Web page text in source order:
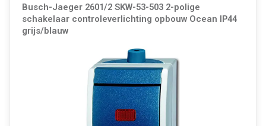
Busch-Jaeger 2601/2 SKW-53-503 2-polige
schakelaar controleverlichting opbouw Ocean IP44
grijs/blauw